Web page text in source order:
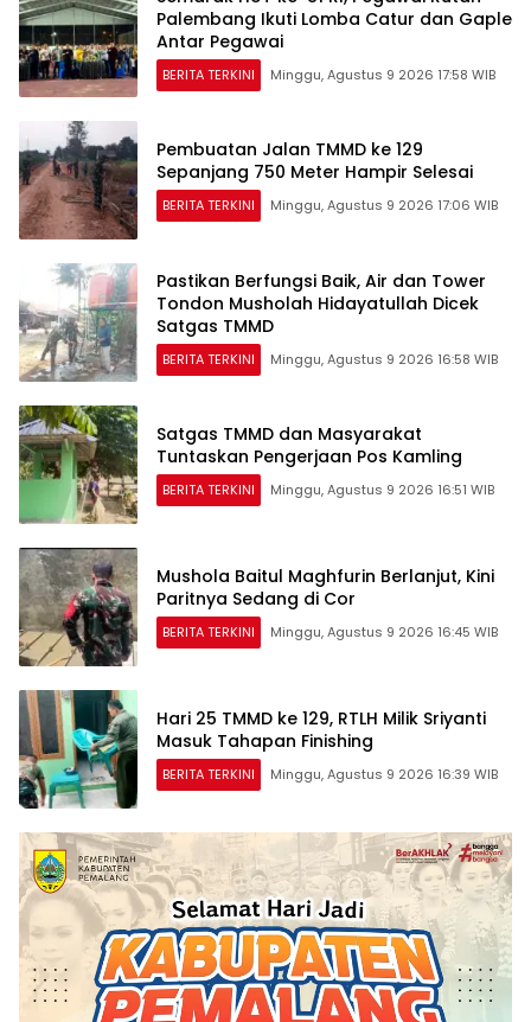
Palembang Ikuti Lomba Catur dan Gaple
Antar Pegawai
BERITA TERKINI Minggu, Agustus 9 2026 17:58 WIB
Pembuatan Jalan TMMD ke 129
Sepanjang 750 Meter Hampir Selesai
BERITA TERKINI Minggu, Agustus 9 2026 17:06 WIB
Pastikan Berfungsi Baik, Air dan Tower
Tondon Musholah Hidayatullah Dicek
Satgas TMMD
BERITA TERKINI Minggu, Agustus 9 2026 16:58 WIB
Satgas TMMD dan Masyarakat
Tuntaskan Pengerjaan Pos Kamling
BERITA TERKINI Minggu, Agustus 9 2026 16:51 WIB
Mushola Baitul Maghfurin Berlanjut, Kini
Paritnya Sedang di Cor
BERITA TERKINI Minggu, Agustus 9 2026 16:45 WIB
Hari 25 TMMD ke 129, RTLH Milik Sriyanti
Masuk Tahapan Finishing
BERITA TERKINI Minggu, Agustus 9 2026 16:39 WIB